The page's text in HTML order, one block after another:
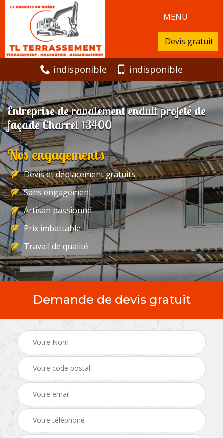
MENU
Devis gratuit
indisponible indisponible
Entreprise de ravalement enduit projeté de
façade Charrel 13400
Nos engagements
Devis et déplacement gratuits
Sans engagement
Artisan passionné
Prix imbattable
Travail de qualité
Demande de devis gratuit